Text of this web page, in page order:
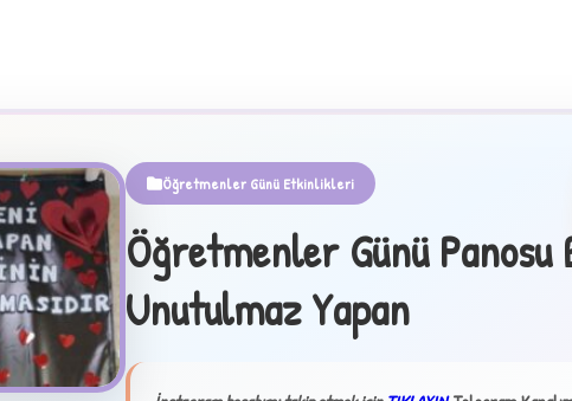
Öğretmenler Günü Etkinlikleri
Öğretmenler Günü
Unutulmaz Yapan